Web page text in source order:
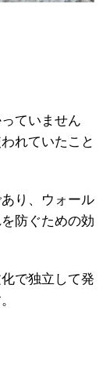
ていません
れていたこと
り、ウォール
防ぐための効
で独立して発